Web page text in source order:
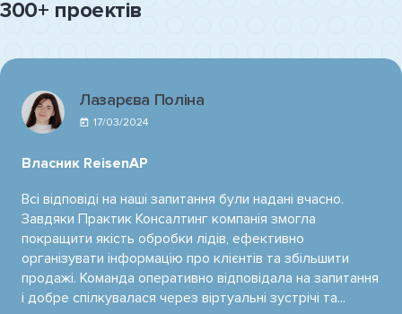
300+ проектів
Лазарєва Поліна
17/03/2024
Власник ReisenAP
Всі відповіді на наші запитання були надані вчасно.
Завдяки Практик Консалтинг компанія змогла
покращити якість обробки лідів, ефективно
організувати інформацію про клієнтів та збільшити
продажі. Команда оперативно відповідала на запитання
і добре спілкувалася через віртуальні зустрічі та...